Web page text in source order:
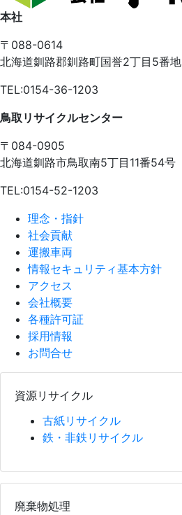
本社
〒088-0614
北海道釧路郡釧路町国誉2丁目5番地
TEL:0154-36-1203
鳥取リサイクルセンター
〒084-0905
北海道釧路市鳥取南5丁目11番54号
TEL:0154-52-1203
理念・指針
社会貢献
運搬車両
情報セキュリティ基本方針
アクセス
会社概要
各種許可証
採用情報
お問合せ
資源リサイクル
古紙リサイクル
鉄・非鉄リサイクル
廃棄物処理